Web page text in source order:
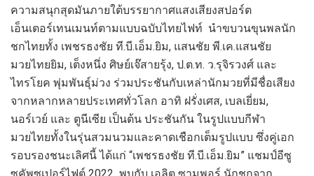
ความสนุกสุดมันภายใต้บรรยากาศแสงเสียงสปอร์ต
เอ็นเตอร์เทนเมนท์ตามแบบฉบับไทยไฟท์ นำขบวนขุนพลนัก
ชกไทยทั้ง เพชรธงชัย ที.บี.เอ็ม.ยิม, แสนชัย พี.เค.แสนชัย
มวยไทยยิม, เต็งหนึ่ง ศิษย์เจ๊สายรุ้ง, ป.ต.ท. ว.รุจิรวงศ์ และ
ไทรโยค พุ่มพันธุ์ม่วง ร่วมประชันกับเหล่านักมวยที่มีชื่อเสียง
จากหลากหลายประเทศทั่วโลก อาทิ ฝรั่งเศส, เบลเยี่ยม,
นอร์เวย์ และ ตูนีเซีย เป็นต้น ประชันกัน ในรูปแบบกีฬา
มวยไทยทั้งในรุ่นสวมนวมและคาดเชือกเต็มรูปแบบ ซึ่งคู่เอก
รอบรองชนะเลิศนี้ ได้แก่ “เพชรธงชัย ที.บี.เอ็ม.ยิม” แชมป์อีซู